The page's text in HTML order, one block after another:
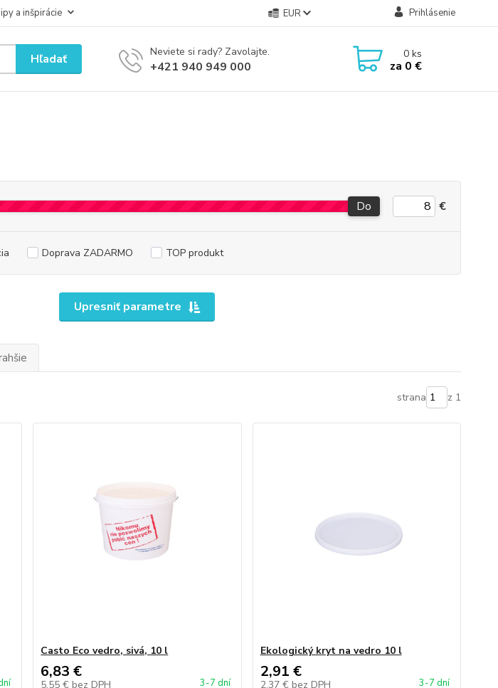
a inšpirácie EUR Prihlásenie
Hľadať Neviete si rady? Zavolajte.
+421 940 949 000
0ks
za 0 €
Upresniť parametre
Do €
Doprava ZADARMO TOP produkt
strana z 1
Casto Eco vedro, sivá, 10 l
6,83 €
5,55 € bez DPH 3-7 dní
Ekologický kryt na vedro 10 l
2,91 €
2,37 € bez DPH 3-7 dní